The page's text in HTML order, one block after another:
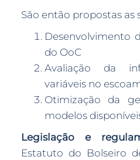
São então propostas as
Desenvolvimento
do OoC
Avaliação da
variáveis no
Otimização da
modelos
Legislação e
Estatuto do Bolseiro